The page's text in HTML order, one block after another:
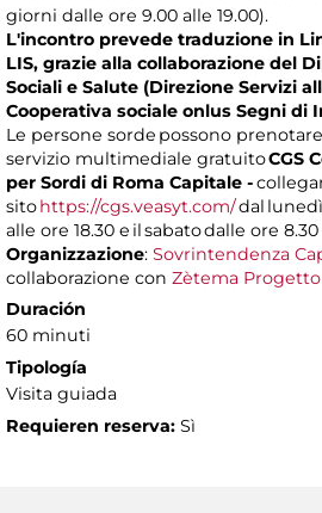
giorni dalle ore 9.00 alle 19.00).
L'incontro prevede traduzione in
LIS, grazie alla collaborazione del
Sociali e Salute (Direzione Servizi
Cooperativa sociale onlus Segni di
Le persone sorde possono
servizio multimediale gratuitoCGS
per Sordi di Roma Capitale -
sitohttps://cgs.veasyt.com/dal
alle ore 18.30 e il sabato dalle ore
Organizzazione: Sovrintendenza
collaborazione con Zètema
Duración
60 minuti
Tipología
Visita guiada
Requieren reserva: Sì